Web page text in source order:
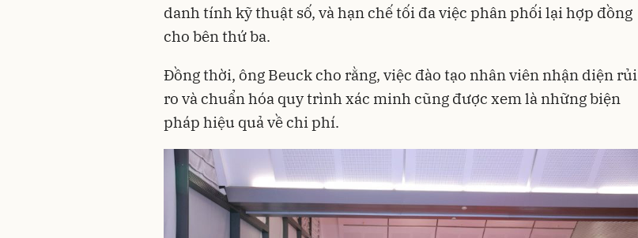
danh tính kỹ thuật số, và hạn chế tối đa việc phân phối lại hợp đồng
cho bên thứ ba.
Đồng thời, ông Beuck cho rằng, việc đào tạo nhân viên nhận diện rủi
ro và chuẩn hóa quy trình xác minh cũng được xem là những biện
pháp hiệu quả về chi phí.